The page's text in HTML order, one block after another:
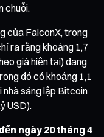
chuỗi.
của FalconX, trong
ra rằng khoảng 1,7
giá hiện tại) đang
đó có khoảng 1,1
sáng lập Bitcoin
USD).
ngày 20 tháng 4